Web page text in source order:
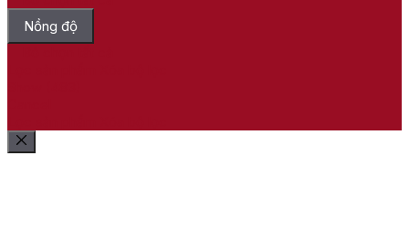
Nồng độ